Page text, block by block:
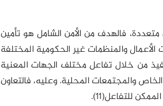
فالهدف من الأمن الشامل هو تأمين
والمنظمات غير الحكومية المختلفة
من خلال تفاعل مختلف الجهات المعنية
والمجتمعات المحلية. وعليه، فالتعاون
للتفاعل(11).